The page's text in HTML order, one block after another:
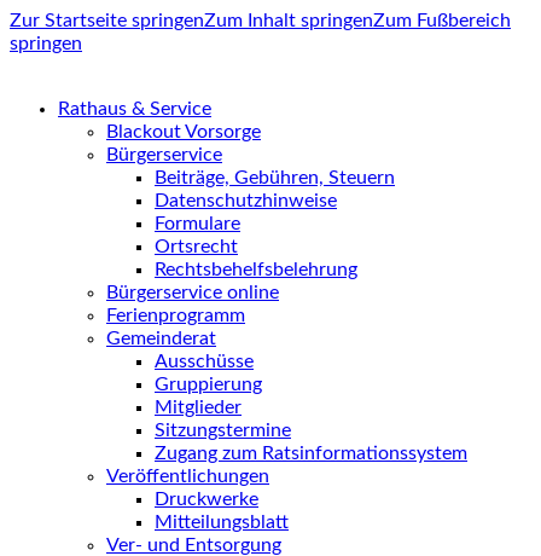
Zur Startseite springenZum Inhalt springenZum Fußbereich
springen
Rathaus & Service
Blackout Vorsorge
Bürgerservice
Beiträge, Gebühren, Steuern
Datenschutzhinweise
Formulare
Ortsrecht
Rechtsbehelfsbelehrung
Bürgerservice online
Ferienprogramm
Gemeinderat
Ausschüsse
Gruppierung
Mitglieder
Sitzungstermine
Zugang zum Ratsinformationssystem
Veröffentlichungen
Druckwerke
Mitteilungsblatt
Ver- und Entsorgung